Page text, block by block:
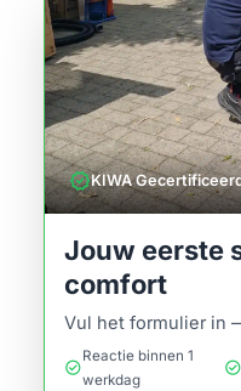
verifiedKIWA
Jouw eerste
comfort
Vul het formulier in
check_circle
Reactie binnen 1
werkdag
check_circle